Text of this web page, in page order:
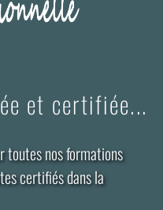
et certifiée...
toutes nos formations
certifiés dans la